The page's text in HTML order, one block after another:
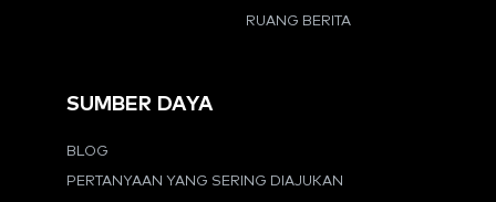
RUANG BERITA
SUMBER DAYA
BLOG
PERTANYAAN YANG SERING DIAJUKAN